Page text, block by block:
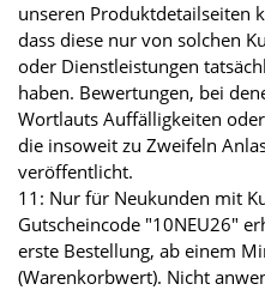
unseren Produktdetailseiten
dass diese nur von solchen
oder Dienstleistungen
haben. Bewertungen, bei
Wortlauts Auffälligkeiten
die insoweit zu Zweifeln
veröffentlicht.
11: Nur für Neukunden mit
Gutscheincode "10NEU26"
erste Bestellung, ab einem
(Warenkorbwert). Nicht